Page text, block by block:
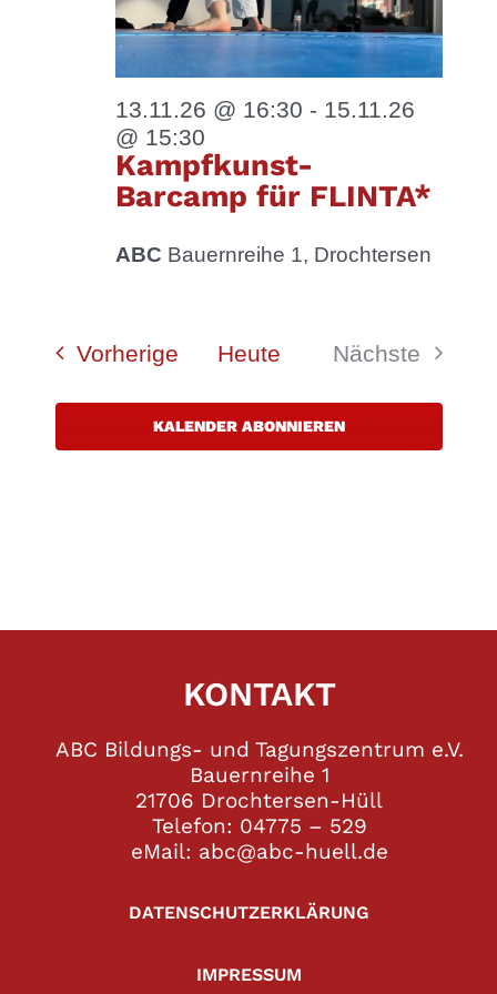
13.11.26 @ 16:30 - 15.11.26
@ 15:30
Kampfkunst-
Barcamp für FLINTA*
ABC Bauernreihe 1, Drochtersen
Vorherige Veranstaltungen
Heute
Nächste
KALENDER ABONNIEREN
KONTAKT
ABC Bildungs- und Tagungszentrum e.V.
Bauernreihe 1
21706 Drochtersen-Hüll
Telefon: 04775 – 529
eMail: abc@abc-huell.de
DATENSCHUTZERKLÄRUNG
IMPRESSUM